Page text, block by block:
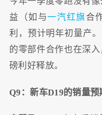
益（如与一汽红旗合
利，预计明年初量产
的零部件合作也在深
磅利好释放。
Q9：新车D19的销量预